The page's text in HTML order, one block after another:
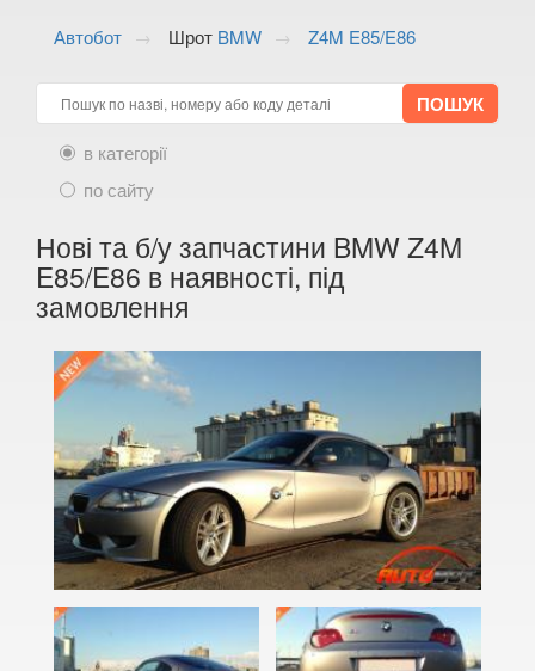
BMW keyboard_arrow_down
1 Series E81
1 Series E87
1 Series E88
1 Series F20
1 Series F40
M1 F40
2 Series F22
2 Series F23
2 Series F45
Автобот Шрот BMW Z4M E85/E86
в категорії
по сайту
Нові та б/у запчастини BMW Z4M
E85/E86 в наявності, під
замовлення